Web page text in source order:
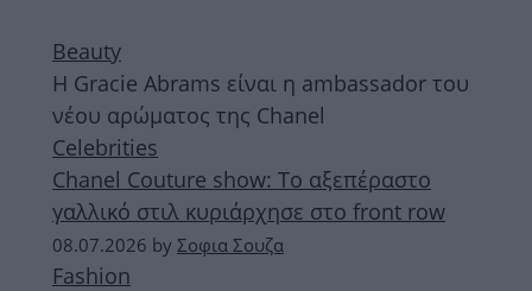
Beauty
Η Gracie Abrams είναι η ambassador του
νέου αρώματος της Chanel
Celebrities
Chanel Couture show: Το αξεπέραστο
γαλλικό στιλ κυριάρχησε στο front row
08.07.2026 by Σοφια Σουζα
Fashion